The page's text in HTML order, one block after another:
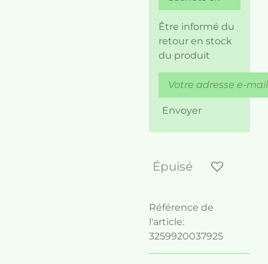
Être informé du
retour en stock
du produit
Envoyer
Épuisé
Référence de
l'article:
3259920037925